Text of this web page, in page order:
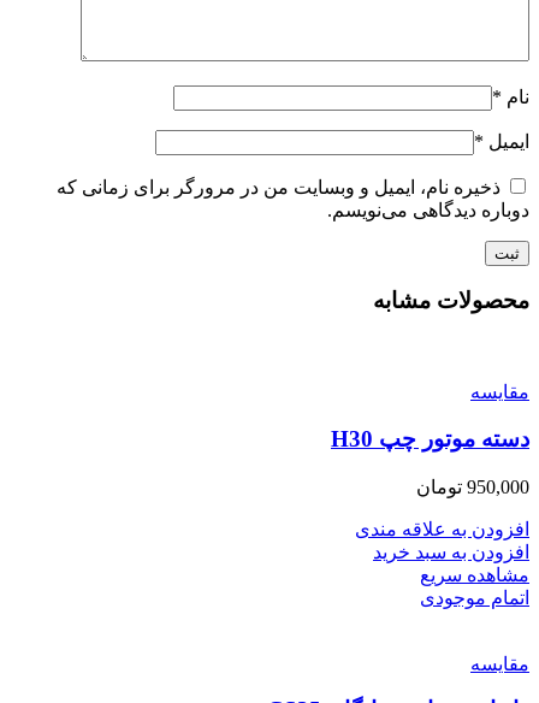
نام *
ایمیل *
ذخیره نام، ایمیل و وبسایت من در مرورگر برای زمانی که
دوباره دیدگاهی می‌نویسم.
محصولات مشابه
مقایسه
دسته موتور چپ H30
950,000 تومان
افزودن به علاقه مندی
افزودن به سبد خرید
مشاهده سریع
اتمام موجودی
مقایسه